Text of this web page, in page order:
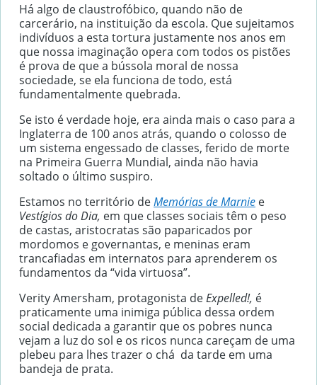
Há algo de claustrofóbico, quando não de
carcerário, na instituição da escola. Que sujeitamos
indivíduos a esta tortura justamente nos anos em
que nossa imaginação opera com todos os pistões
é prova de que a bússola moral de nossa
sociedade, se ela funciona de todo, está
fundamentalmente quebrada.
Se isto é verdade hoje, era ainda mais o caso para a
Inglaterra de 100 anos atrás, quando o colosso de
um sistema engessado de classes, ferido de morte
na Primeira Guerra Mundial, ainda não havia
soltado o último suspiro.
Estamos no território deMemórias de Marnie e
Vestígios do Dia, em que classes sociais têm o peso
de castas, aristocratas são paparicados por
mordomos e governantas, e meninas eram
trancafiadas em internatos para aprenderem os
fundamentos da “vida virtuosa”.
Verity Amersham, protagonista deExpelled!, é
praticamente uma inimiga pública dessa ordem
social dedicada a garantir que os pobres nunca
vejam a luz do sol e os ricos nunca careçam de uma
plebeu para lhes trazer o chá da tarde em uma
bandeja de prata.